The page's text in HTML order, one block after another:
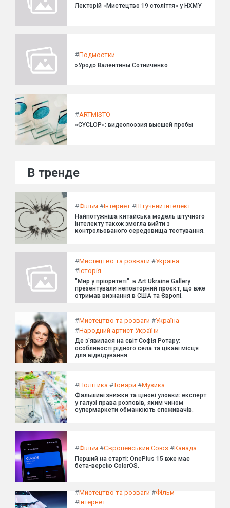
Лекторій «Мистецтво 19 століття» у НХМУ
#Подмостки
»Урод» Валентины Сотниченко
#ARTMISTO
»CYCLOP»: видеопоэзия высшей пробы
В тренде
#Фільм #Інтернет #Штучний інтелект
Найпотужніша китайська модель штучного
інтелекту також змогла вийти з
контрольованого середовища тестування.
#Мистецтво та розваги #Україна
#Історія
"Мир у пріоритеті": в Art Ukraine Gallery
презентували неповторний проєкт, що вже
отримав визнання в США та Європі.
#Мистецтво та розваги #Україна
#Народний артист України
Де з'явилася на світ Софія Ротару:
особливості рідного села та цікаві місця
для відвідування.
#Політика #Товари #Музика
Фальшиві знижки та цінові уловки: експерт
у галузі права розповів, яким чином
супермаркети обманюють споживачів.
#Фільм #Європейський Союз #Канада
Перший на старті: OnePlus 15 вже має
бета-версію ColorOS.
#Мистецтво та розваги #Фільм
#Інтернет